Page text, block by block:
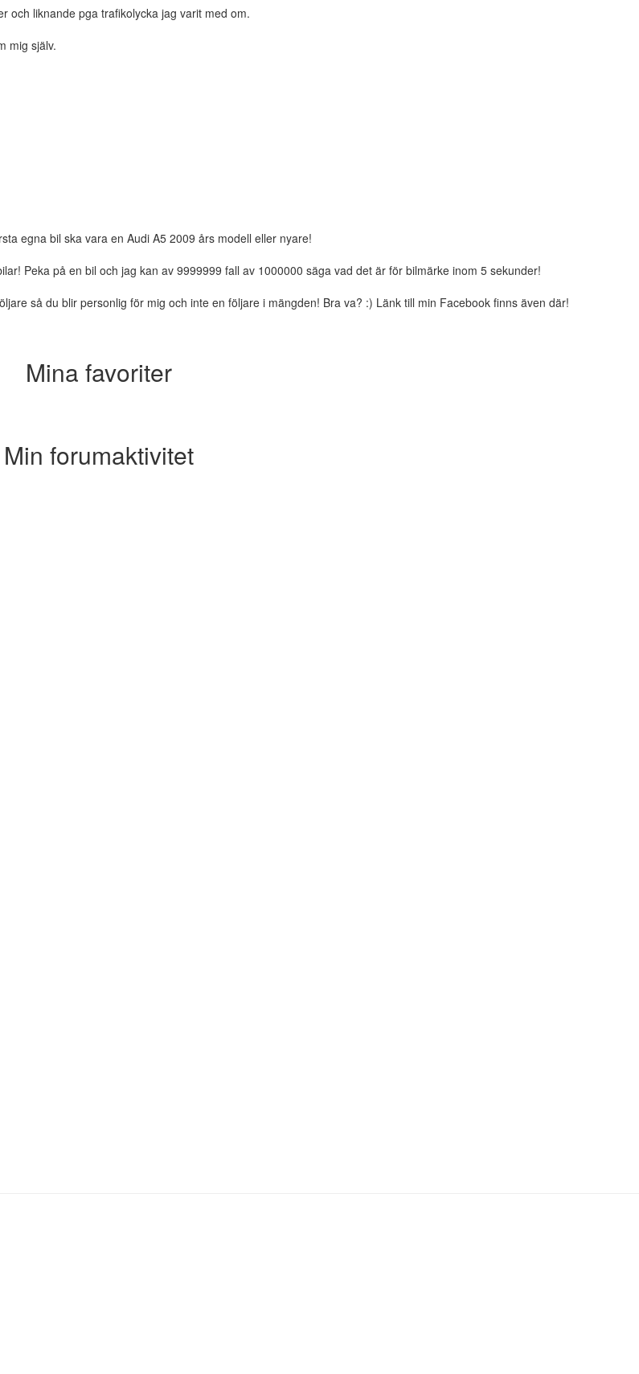
och liknande pga trafikolycka jag varit med om.
mig själv.
egna bil ska vara en Audi A5 2009 års modell eller nyare!
Peka på en bil och jag kan av 9999999 fall av 1000000 säga vad det är för bilmärke inom 5 sekunder!
så du blir personlig för mig och inte en följare i mängden! Bra va? :) Länk till min Facebook finns även där!
Mina favoriter
Min forumaktivitet